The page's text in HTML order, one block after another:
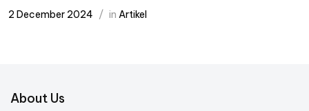
2 December 2024 in Artikel
About Us